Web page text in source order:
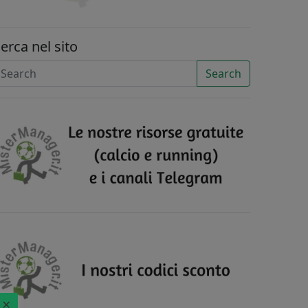
nel sito
Search